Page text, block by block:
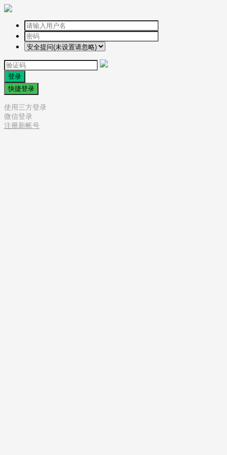
登录
快捷登录
使用三方登录
微信登录
注册新帐号